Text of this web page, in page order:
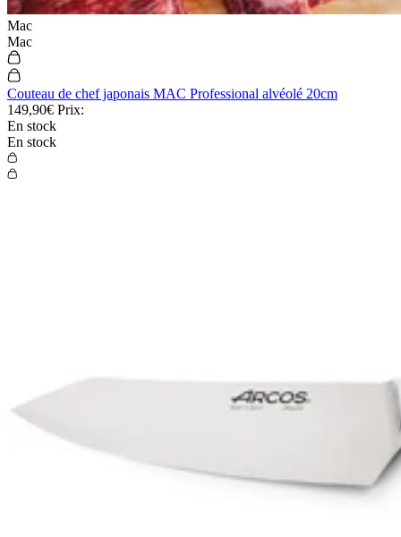
Mac
Mac
Couteau de chef japonais MAC Professional alvéolé 20cm
149,90€ Prix:
En stock
En stock